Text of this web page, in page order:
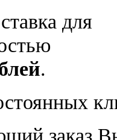
для
.
заказ